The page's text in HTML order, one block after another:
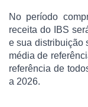
No período
receita do IBS
e sua distribuição
média de
referência de
a 2026.